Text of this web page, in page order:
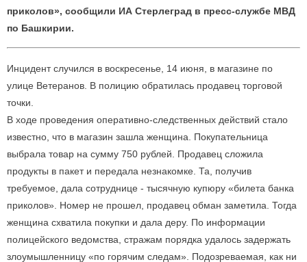
приколов», сообщили ИА Стерлеград в пресс-службе МВД
по Башкирии.
Инцидент случился в воскресенье, 14 июня, в магазине по
улице Ветеранов. В полицию обратилась продавец торговой
точки.
В ходе проведения оперативно-следственных действий стало
известно, что в магазин зашла женщина. Покупательница
выбрала товар на сумму 750 рублей. Продавец сложила
продукты в пакет и передала незнакомке. Та, получив
требуемое, дала сотруднице - тысячную купюру «билета банка
приколов». Номер не прошел, продавец обман заметила. Тогда
женщина схватила покупки и дала деру. По информации
полицейского ведомства, стражам порядка удалось задержать
злоумышленницу «по горячим следам». Подозреваемая, как ни